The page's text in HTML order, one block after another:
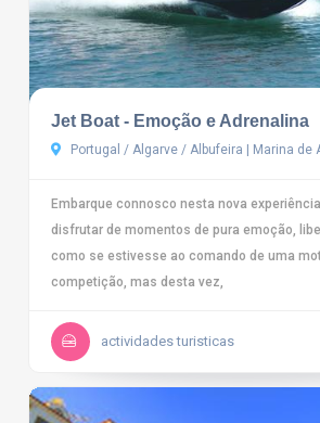
Jet Boat - Emoção e Adrenalina
Portugal / Algarve / Albufeira | Marina de
Embarque connosco nesta nova
disfrutar de momentos de pura emoção,
como se estivesse ao comando de uma
competição, mas desta vez,
actividades turisticas